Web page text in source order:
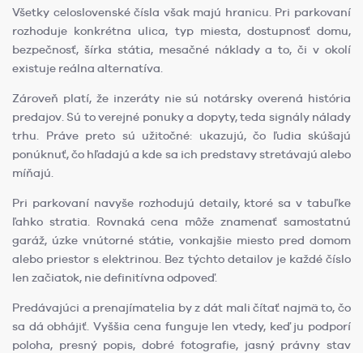
Všetky celoslovenské čísla však majú hranicu. Pri parkovaní
rozhoduje konkrétna ulica, typ miesta, dostupnosť domu,
bezpečnosť, šírka státia, mesačné náklady a to, či v okolí
existuje reálna alternatíva.
Zároveň platí, že inzeráty nie sú notársky overená história
predajov. Sú to verejné ponuky a dopyty, teda signály nálady
trhu. Práve preto sú užitočné: ukazujú, čo ľudia skúšajú
ponúknuť, čo hľadajú a kde sa ich predstavy stretávajú alebo
míňajú.
Pri parkovaní navyše rozhodujú detaily, ktoré sa v tabuľke
ľahko stratia. Rovnaká cena môže znamenať samostatnú
garáž, úzke vnútorné státie, vonkajšie miesto pred domom
alebo priestor s elektrinou. Bez týchto detailov je každé číslo
len začiatok, nie definitívna odpoveď.
Predávajúci a prenajímatelia by z dát mali čítať najmä to, čo
sa dá obhájiť. Vyššia cena funguje len vtedy, keď ju podporí
poloha, presný popis, dobré fotografie, jasný právny stav